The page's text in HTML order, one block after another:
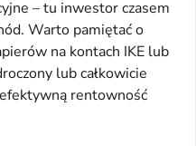
– tu inwestor czasem
Warto pamiętać o
na kontach IKE lub
lub całkowicie
rentowność